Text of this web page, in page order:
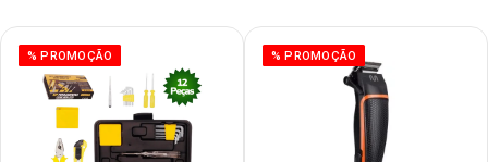
% PROMOÇÃO % PROMOÇÃO